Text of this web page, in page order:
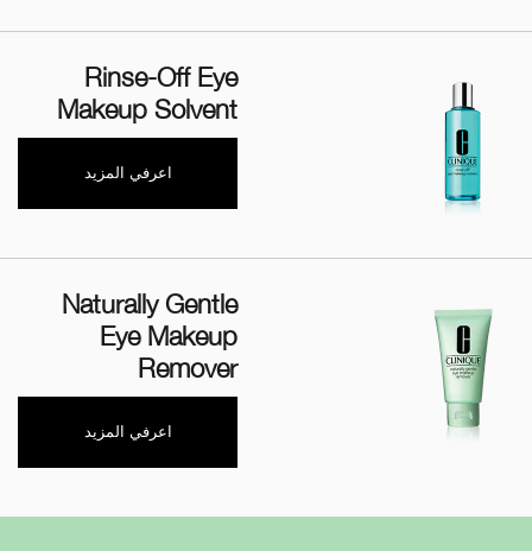
Rinse-Off Eye
Makeup Solvent
اعرفي المزيد
Naturally Gentle
Eye Makeup
Remover
اعرفي المزيد